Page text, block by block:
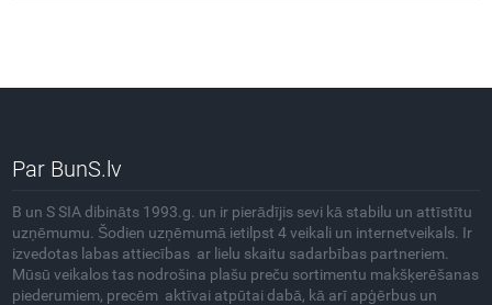
Par BunS.lv
B un S SIA dibināts 1993.g. un ir pierādījis sevi kā stabilu un attīstītu
uzņēmumu. Šodien uzņēmumā ietilpst 4 veikali un internetveikals. Ir
izvedotas labas attiecības ar lielu skaitu sadarbības partneriem.
Mūsū veikalos tas nodrošina plašu preču sortimentu makšķerēšanas
piederumiem, precēm aktīvai atpūtai dabā, kā arī apģērbus un